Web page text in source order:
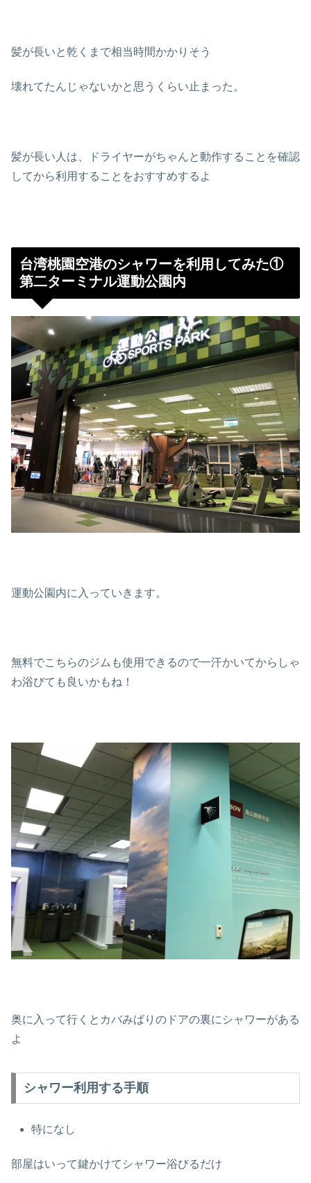
髪が長いと乾くまで相当時間かかりそう
壊れてたんじゃないかと思うくらい止まった。
髪が長い人は、ドライヤーがちゃんと動作することを確認
してから利用することをおすすめするよ
台湾桃園空港のシャワーを利用してみた①
第二ターミナル運動公園内
運動公園内に入っていきます。
無料でこちらのジムも使用できるので一汗かいてからしゃ
わ浴びても良いかもね！
奥に入って行くとカバみばりのドアの裏にシャワーがある
よ
シャワー利用する手順
特になし
部屋はいって鍵かけてシャワー浴びるだけ